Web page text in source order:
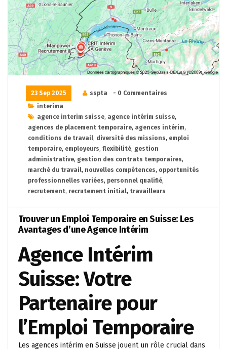
23 Sep 2025 sspta
- 0 Commentaires
interima
agence interim suisse, agence intérim suisse,
agences de placement temporaire, agences intérim,
conditions de travail, diversité des missions, emploi
temporaire, employeurs, flexibilité, gestion
administrative, gestion des contrats temporaires,
marché du travail, nouvelles compétences, opportunités
professionnelles variées, personnel qualifié,
recrutement, recrutement initial, travailleurs
Trouver un Emploi Temporaire en Suisse: Les
Avantages d’une Agence Intérim
Agence Intérim
Suisse: Votre
Partenaire pour
l’Emploi Temporaire
Les agences intérim en Suisse jouent un rôle crucial dans